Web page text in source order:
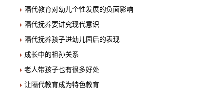
隔代教育对幼儿个性发展的负面影响
隔代抚养要讲究现代意识
隔代抚养孩子进幼儿园后的表现
成长中的祖孙关系
老人带孩子也有很多好处
让隔代教育成为特色教育